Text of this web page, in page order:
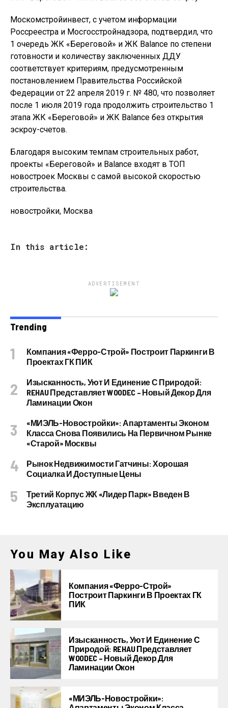
Москомстройинвест, с учетом информации
Россреестра и Мосгосстройнадзора, подтвердил, что
1 очередь ЖК «Береговой» и ЖК Balance по степени
готовности и количеству заключенных ДДУ
соответствует критериям, предусмотренным
постановлением Правительства Российской
Федерации от 22 апреля 2019 г. № 480, что позволяет
после 1 июля 2019 года продолжить строительство 1
этапа ЖК «Береговой» и ЖК Balance без открытия
эскроу-счетов.
Благодаря высоким темпам строительных работ,
проекты «Береговой» и Balance входят в ТОП
новостроек Москвы с самой высокой скоростью
строительства.
новостройки, Москва
In this article:
ADVERTISEMENT
Trending
Компания «Ферро-Строй» Построит Паркинги В
Проектах ГК ПИК
Изысканность, Уют И Единение С Природой:
REHAU Представляет WOODEC – Новый Декор Для
Ламинации Окон
«МИЭЛЬ-Новостройки»: Апартаменты Эконом
Класса Снова Появились На Первичном Рынке
«старой» Москвы
Рынок Недвижимости Гатчины: Хорошая
Социалка И Доступные Цены
Третий Корпус ЖК «Лидер Парк» Введен В
Эксплуатацию
You May Also Like
Компания «Ферро-Строй»
Построит Паркинги В Проектах ГК
ПИК
Изысканность, Уют И Единение С
Природой: REHAU Представляет
WOODEC – Новый Декор Для
Ламинации Окон
«МИЭЛЬ-Новостройки»: